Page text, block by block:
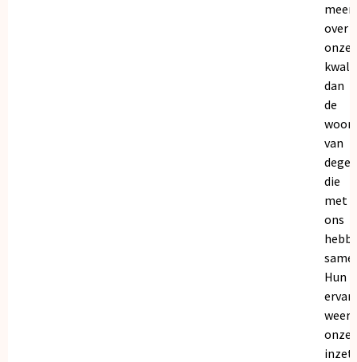
meer
over
onze
dan
de
van
die
met
ons
Hun
onze
inzet